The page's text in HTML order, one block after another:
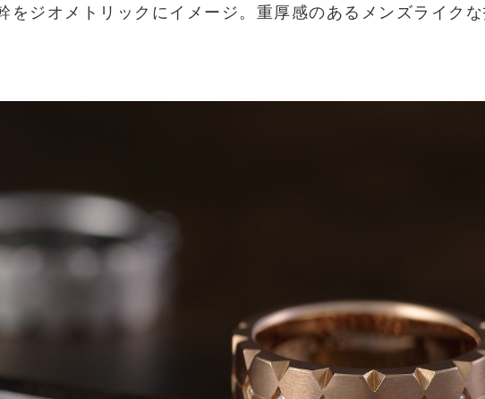
をジオメトリックにイメージ。重厚感のあるメンズライク